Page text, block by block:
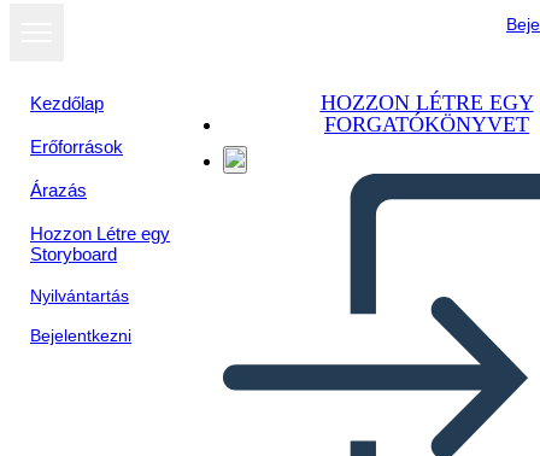
Kezdőlap
Erőforrások
Árazás
Hozzon Létre egy
Storyboard
Nyilvántartás
Bejelentkezni
HOZZON LÉTRE EGY
FORGATÓKÖNYVET
Megtekintés
diavetítésként